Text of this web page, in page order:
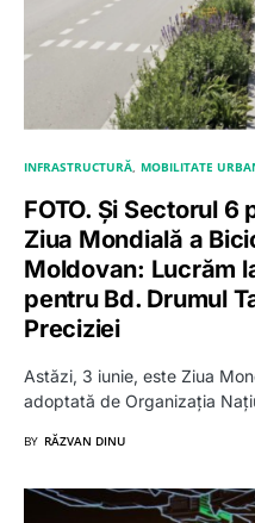
INFRASTRUCTURĂ MOBILITATE
FOTO. Și Sectorul
Ziua Mondială a
Moldovan: Lucrăm
pentru Bd. Drumul
Preciziei
Astăzi, 3 iunie, este Ziua
adoptată de Organizația
BY RĂZVAN DINU